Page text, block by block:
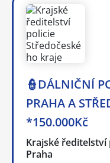
👮DÁLNIČNÍ
PRAHA A
*150.000Kč
Krajské
Praha